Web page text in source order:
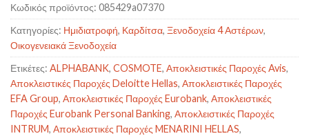
Κωδικός προϊόντος: 085429a07370
Κατηγορίες: Ημιδιατροφή, Καρδίτσα, Ξενοδοχεία 4 Αστέρων,
Οικογενειακά Ξενοδοχεία
Ετικέτες: ALPHABANK, COSMOTE, Αποκλειστικές Παροχές Avis,
Αποκλειστικές Παροχές Deloitte Hellas, Αποκλειστικές Παροχές
EFA Group, Αποκλειστικές Παροχές Eurobank, Αποκλειστικές
Παροχές Eurobank Personal Banking, Αποκλειστικές Παροχές
INTRUM, Αποκλειστικές Παροχές MENARINI HELLAS,